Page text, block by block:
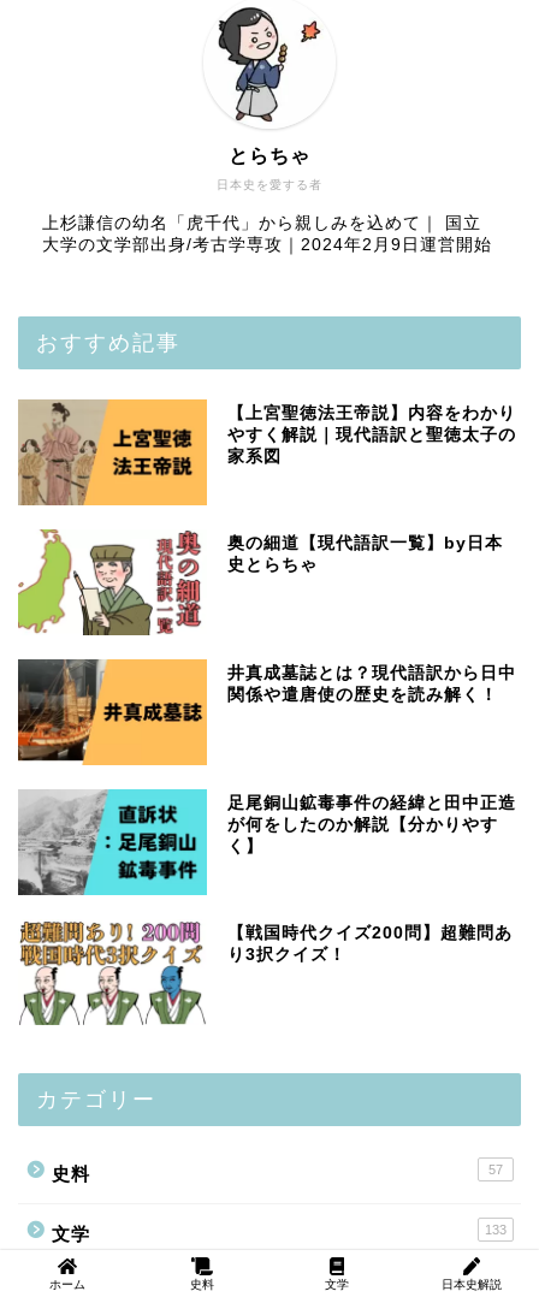
日本史を愛する者
とらちゃ
上杉謙信の幼名「虎千代」から親しみを込めて｜ 国立
大学の文学部出身/考古学専攻｜2024年2月9日運営開始
おすすめ記事
【上宮聖徳法王帝説】内容をわかり
やすく解説｜現代語訳と聖徳太子の
家系図
奥の細道【現代語訳一覧】by日本
史とらちゃ
井真成墓誌とは？現代語訳から日中
関係や遣唐使の歴史を読み解く！
足尾銅山鉱毒事件の経緯と田中正造
が何をしたのか解説【分かりやす
く】
【戦国時代クイズ200問】超難問あ
り3択クイズ！
カテゴリー
史料 57
文学 133
日本史解説＋α 23
ホーム 史料 文学 日本史解説